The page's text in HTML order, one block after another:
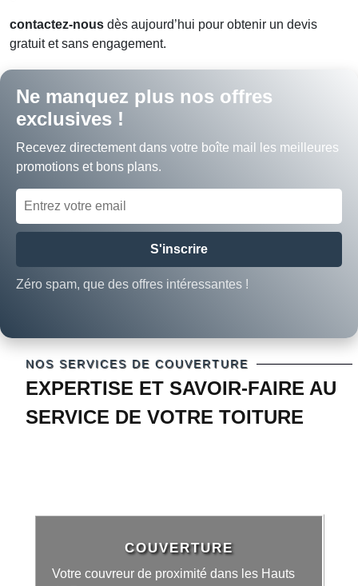
contactez-nous dès aujourd’hui pour obtenir un devis
gratuit et sans engagement.
Ne manquez plus nos offres
exclusives !
Recevez directement dans votre boîte mail les meilleures
promotions et bons plans.
S'inscrire
Zéro spam, que des offres intéressantes !
NOS SERVICES DE COUVERTURE
EXPERTISE ET SAVOIR-FAIRE AU
SERVICE DE VOTRE TOITURE
COUVERTURE
Votre couvreur de proximité dans les Hauts